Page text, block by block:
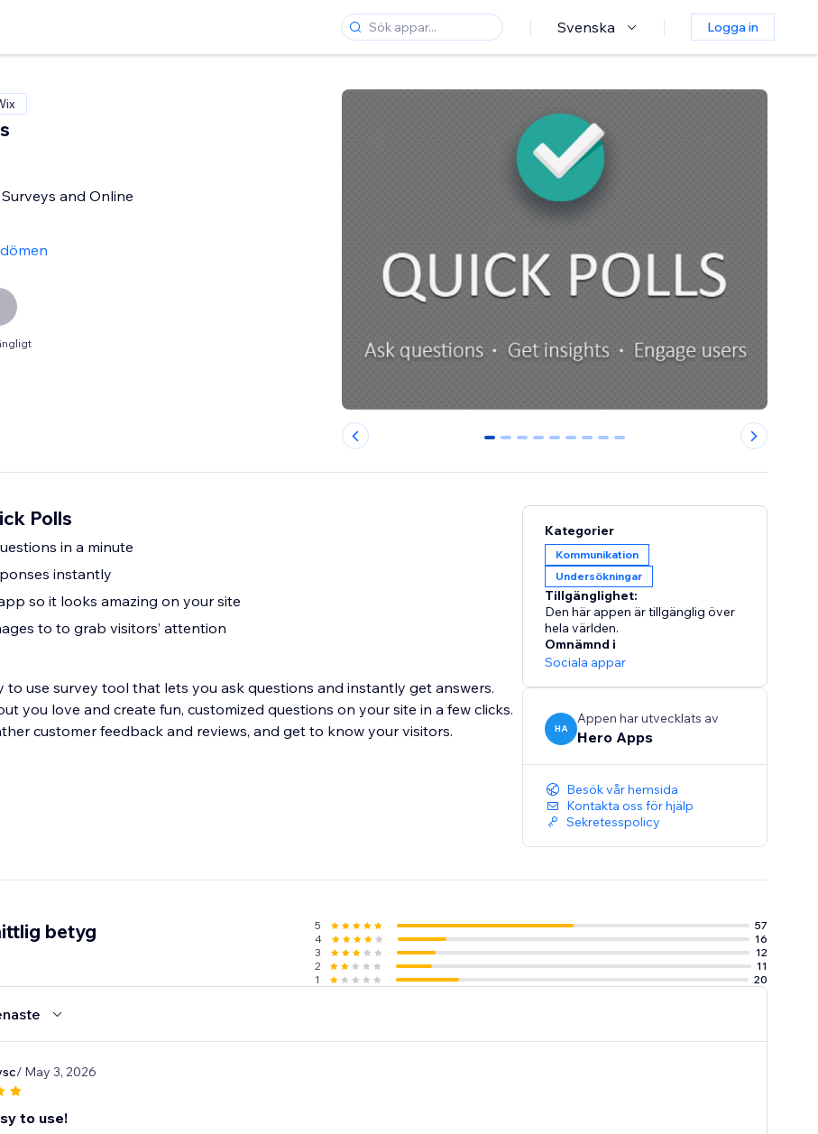
Svenska Logga in
and Online
0 1 2 3 4 5 6 7 8
Polls
in a minute
instantly
so it looks amazing on your site
to to grab visitors’ attention
to use survey tool that lets you ask questions and instantly get answers.
you love and create fun, customized questions on your site in a few clicks.
customer feedback and reviews, and get to know your visitors.
Kategorier
Kommunikation
Undersökningar
Tillgänglighet:
Den här appen är tillgänglig över
hela världen.
Omnämnd i
Sociala appar
HA
Appen har utvecklats av
Hero Apps
Besök vår hemsida
Kontakta oss för hjälp
Sekretesspolicy
betyg 5
57
4
16
3
12
2
11
1
20
/ May 3, 2026
to use!